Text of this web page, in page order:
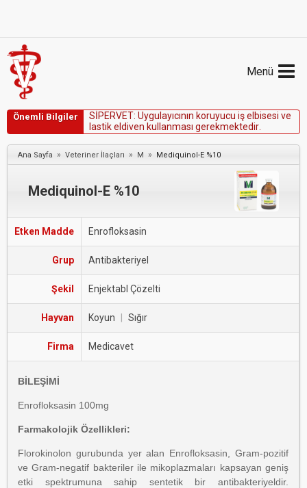
Menü
Önemli Bilgiler SİPERVET: Uygu ayıcının koruyucu işe bisesi ve
astike diven ku anması gerekmektedir
Ana Sayfa » Veteriner İlaçları » M » Mediquinol-E %10
Mediquinol-E %10
Etken Madde Enrofloksasin
Grup Antibakteriyel
Şekil Enjektabl Çözelti
Hayvan Koyun Sığır
Firma Medicavet
BİLEŞİMİ
Enrofloksasin 100mg
Farmakolojik Özellikleri:
Florokinolon gurubunda yer alan Enrofloksasin, Gram-pozitif
ve Gram-negatif bakteriler ile mikoplazmaları kapsayan geniş
etki spektrumuna sahip sentetik bir antibakteriyeldir.